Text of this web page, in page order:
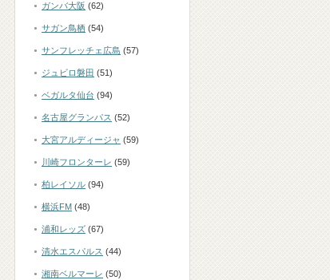
ガンバ大阪 (62)
サガン鳥栖 (54)
サンフレッチェ広島 (57)
ジュビロ磐田 (51)
ベガルタ仙台 (94)
名古屋グランパス (52)
大宮アルディージャ (59)
川崎フロンターレ (59)
柏レイソル (94)
横浜FM (48)
浦和レッズ (67)
清水エスパルス (44)
湘南ベルマーレ (50)